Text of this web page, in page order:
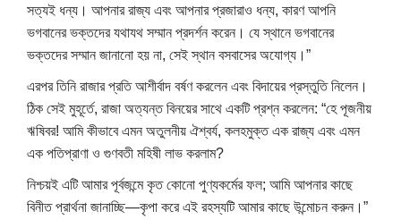
সত্যই ধন্য। আপনার রাজ্য এবং আপনার প্রজারাও ধন্য, কারণ আপনি
ভগবানের ভক্তদের যথাযথ সম্মান প্রদর্শন করেন। যে স্থানে ভগবানের
ভক্তদের সম্মান জানানো হয় না, সেই স্থান বসবাসের অযোগ্য।”
এরপর তিনি রাজার প্রতি আশীর্বাদ বর্ষণ করলেন এবং বিদায়ের প্রস্তুতি নিলেন।
ঠিক সেই মুহূর্তে, রাজা অত্যন্ত বিনয়ের সাথে একটি প্রশ্ন করলেন: “হে পূজনীয়
ঋষিবর! আমি কীভাবে এমন অতুলনীয় ঐশ্বর্য, কলহমুক্ত এক রাজ্য এবং এমন
এক পতিপ্রাণা ও গুণবতী মহিষী লাভ করলাম?
নিশ্চয়ই এটি আমার পূর্বজন্মে কৃত কোনো পুণ্যকর্মের ফল; আমি আপনার কাছে
বিনীত প্রার্থনা জানাচ্ছি—কৃপা করে এই রহস্যটি আমার কাছে উন্মোচন করুন।”